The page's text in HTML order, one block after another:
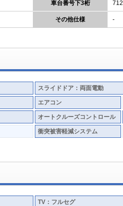
車台番号下3桁 712
その他仕様 -
スライドドア：両面電動
エアコン
オートクルーズコントロール
衝突被害軽減システム
TV：フルセグ